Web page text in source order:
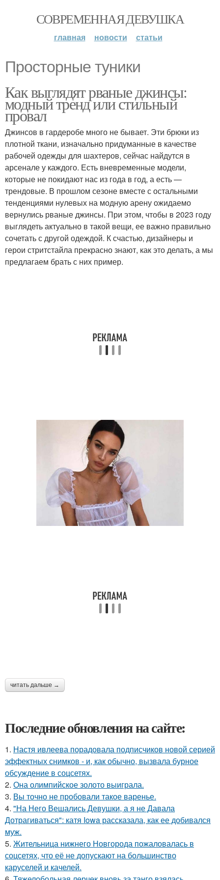
СОВРЕМЕННАЯ ДЕВУШКА
главная новости статьи
Просторные туники
Как выглядят рваные джинсы:
модный тренд или стильный
провал
Джинсов в гардеробе много не бывает. Эти брюки из
плотной ткани, изначально придуманные в качестве
рабочей одежды для шахтеров, сейчас найдутся в
арсенале у каждого. Есть вневременные модели,
которые не покидают нас из года в год, а есть —
трендовые. В прошлом сезоне вместе с остальными
тенденциями нулевых на модную арену ожидаемо
вернулись рваные джинсы. При этом, чтобы в 2023 году
выглядеть актуально в такой вещи, ее важно правильно
сочетать с другой одеждой. К счастью, дизайнеры и
герои стритстайла прекрасно знают, как это делать, а мы
предлагаем брать с них пример.
читать дальше →
Последние обновления на сайте:
1. Настя ивлеева порадовала подписчиков новой серией
эффектных снимков - и, как обычно, вызвала бурное
обсуждение в соцсетях.
2. Она олимпийское золото выиграла.
3. Вы точно не пробовали такое варенье.
4. "На Него Вешались Девушки, а я не Давала
Дотрагиваться": катя Iowa рассказала, как ее добивался
муж.
5. Жительница нижнего Новгорода пожаловалась в
соцсетях, что её не допускают на большинство
каруселей и качелей.